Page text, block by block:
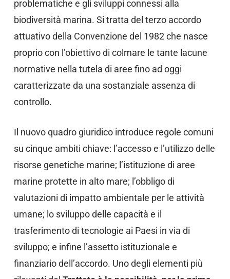
problematiche e gli sviluppi connessi alla
biodiversità marina. Si tratta del terzo accordo
attuativo della Convenzione del 1982 che nasce
proprio con l’obiettivo di colmare le tante lacune
normative nella tutela di aree fino ad oggi
caratterizzate da una sostanziale assenza di
controllo.
Il nuovo quadro giuridico introduce regole comuni
su cinque ambiti chiave: l’accesso e l’utilizzo delle
risorse genetiche marine; l’istituzione di aree
marine protette in alto mare; l’obbligo di
valutazioni di impatto ambientale per le attività
umane; lo sviluppo delle capacità e il
trasferimento di tecnologie ai Paesi in via di
sviluppo; e infine l’assetto istituzionale e
finanziario dell’accordo. Uno degli elementi più